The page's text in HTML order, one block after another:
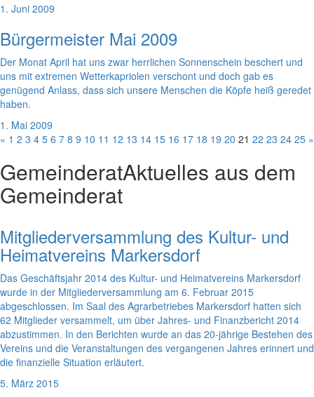
1. Juni 2009
Bürgermeister Mai 2009
Der Monat April hat uns zwar herrlichen Sonnenschein beschert und
uns mit extremen Wetterkapriolen verschont und doch gab es
genügend Anlass, dass sich unsere Menschen die Köpfe heiß geredet
haben.
1. Mai 2009
« 1 2 3 4 5 6 7 8 9 10 11 12 13 14 15 16 17 18 19 20 21 22 23 24 25 »
GemeinderatAktuelles aus dem
Gemeinderat
Mitgliederversammlung des Kultur- und
Heimatvereins Markersdorf
Das Geschäftsjahr 2014 des Kultur- und Heimatvereins Markersdorf
wurde in der Mitgliederversammlung am 6. Februar 2015
abgeschlossen. Im Saal des Agrarbetriebes Markersdorf hatten sich
62 Mitglieder versammelt, um über Jahres- und Finanzbericht 2014
abzustimmen. In den Berichten wurde an das 20-jährige Bestehen des
Vereins und die Veranstaltungen des vergangenen Jahres erinnert und
die finanzielle Situation erläutert.
5. März 2015